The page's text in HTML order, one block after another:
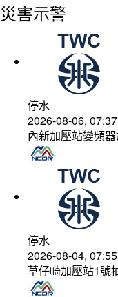
災害示警
停水
2026-08-06,
內新加壓站變頻
停水
2026-08-04,
草仔崎加壓站1號